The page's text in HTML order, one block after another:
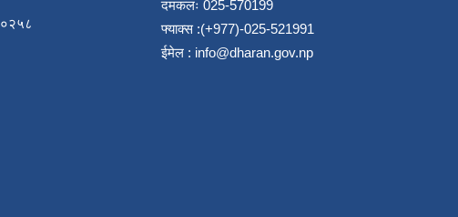
दमकलः 025-570199
फ्याक्स :(+977)-025-521991
ईमेल : info@dharan.gov.np